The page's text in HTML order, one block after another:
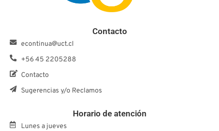
Contacto
econtinua@uct.cl
+56 45 2205288
Contacto
Sugerencias y/o Reclamos
Horario de atención
Lunes a jueves